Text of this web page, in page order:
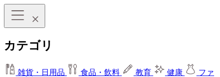
カテゴリ
雑貨・日用品 食品・飲料 教育 健康
ファ